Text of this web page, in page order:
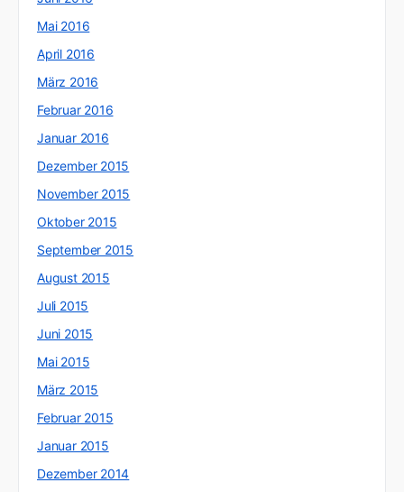
Mai 2016
April 2016
März 2016
Februar 2016
Januar 2016
Dezember 2015
November 2015
Oktober 2015
September 2015
August 2015
Juli 2015
Juni 2015
Mai 2015
März 2015
Februar 2015
Januar 2015
Dezember 2014